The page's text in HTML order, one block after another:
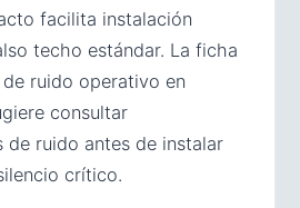
facilita instalación
techo estándar. La ficha
ruido operativo en
consultar
de ruido antes de instalar
crítico.